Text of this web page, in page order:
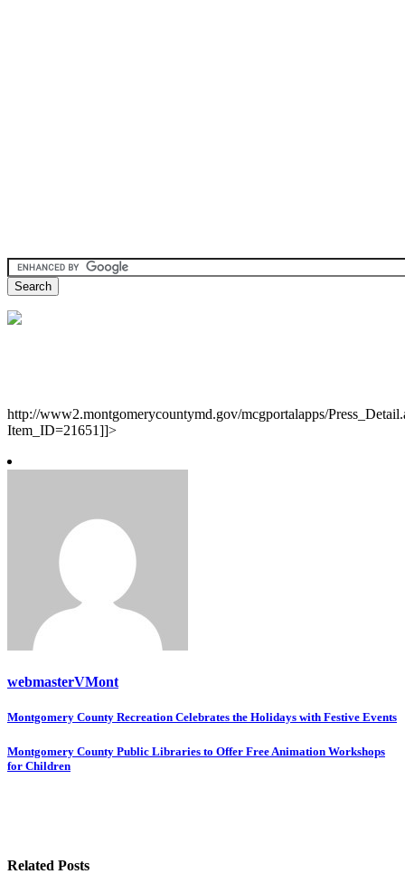
http://www2.montgomerycountymd.gov/mcgportalapps/
Item_ID=21651]]>
webmasterVMont
Post
navigation
Montgomery County Recreation Celebrates the Holidays with Festive Events
Montgomery County Public Libraries to Offer Free Animation Workshops
for Children
Related Posts